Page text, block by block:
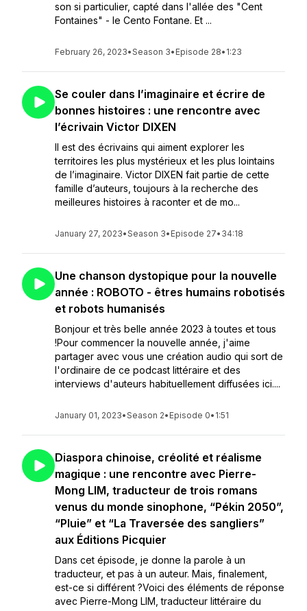
son si particulier, capté dans l'allée des "Cent
Fontaines" - le Cento Fontane. Et ...
February 26, 2023•Season 3• Episode 28• 1:23
Se couler dans l’imaginaire et écrire de
bonnes histoires : une rencontre avec
l’écrivain Victor DIXEN
Il est des écrivains qui aiment explorer les
territoires les plus mystérieux et les plus lointains
de l’imaginaire. Victor DIXEN fait partie de cette
famille d’auteurs, toujours à la recherche des
meilleures histoires à raconter et de mo...
January 27, 2023•Season 3• Episode 27• 34:18
Une chanson dystopique pour la nouvelle
année : ROBOTO - êtres humains robotisés
et robots humanisés
Bonjour et très belle année 2023 à toutes et tous
!Pour commencer la nouvelle année, j'aime
partager avec vous une création audio qui sort de
l'ordinaire de ce podcast littéraire et des
interviews d'auteurs habituellement diffusées ici....
January 01, 2023•Season 2• Episode 0• 1:51
Diaspora chinoise, créolité et réalisme
magique : une rencontre avec Pierre-
Mong LIM, traducteur de trois romans
venus du monde sinophone, “Pékin 2050”,
“Pluie” et “La Traversée des sangliers”
aux Éditions Picquier
Dans cet épisode, je donne la parole à un
traducteur, et pas à un auteur. Mais, finalement,
est-ce si différent ?Voici des éléments de réponse
avec Pierre-Mong LIM, traducteur littéraire du